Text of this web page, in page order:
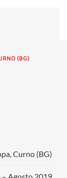
(BG)
Curno (BG)